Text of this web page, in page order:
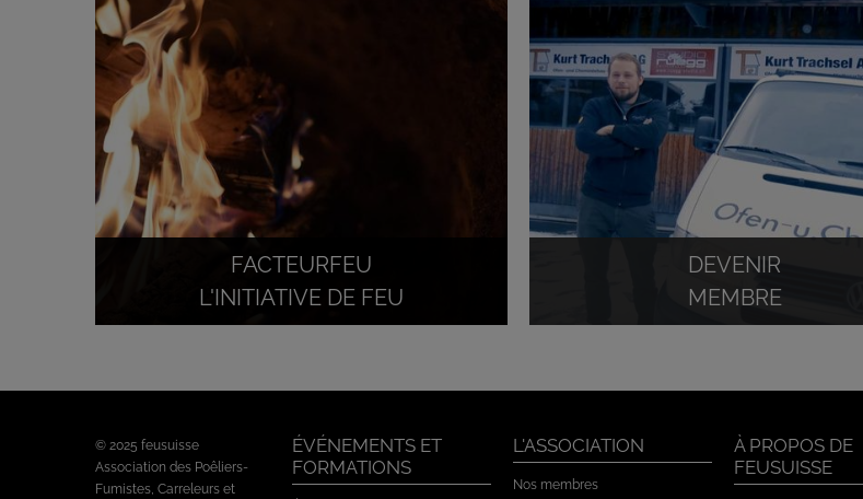
FACTEURFEU
L'INITIATIVE DE FEU
DEVENIR
MEMBRE
© 2025 feusuisse
Association des Poêliers-
Fumistes, Carreleurs et
ÉVÉNEMENTS ET
FORMATIONS
L'ASSOCIATION
Nos membres
À PROPOS DE
FEUSUISSE